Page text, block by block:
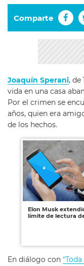
Comparte
Joaquín Sperani, de
vida en una casa
Por el crimen se
años, quien era
de los hechos.
Elon Musk
límite de lectura
En diálogo con